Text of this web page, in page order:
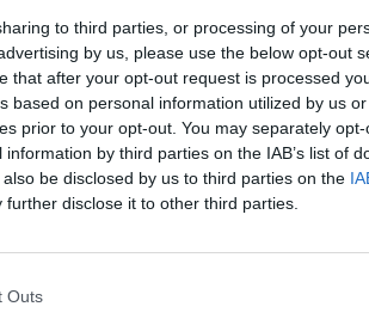
to third parties, or processing of your
by us, please use the below opt-out
that after your opt-out request is processed
based on personal information utilized by us
prior to your opt-out. You may separately
by third parties on the IAB’s list of
be disclosed by us to third parties on the
further disclose it to other third parties.
Outs
offensivo.
Gimenez
resta Santiago Gimenez. Il
è da tempo nel
le richieste della società
che parta a stagione in
del giocatore che in una